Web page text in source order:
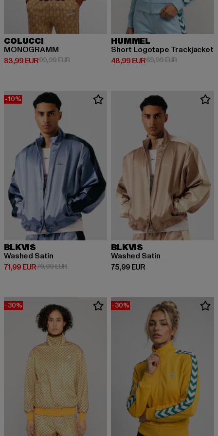
COLUCCI
MONOGRAMM
83,99 EUR
Derzeitiger Preis: 83,99 EUR
99,99 EURAktionspreis: 99,99 EUR
HUMMEL
Short Logotape Trackjacket
48,99 EUR
Derzeitiger Preis: 48,99 EUR
69,99 EURAktionspreis:
-10%
BLKVIS
Washed Satin
71,99 EUR
Derzeitiger Preis: 71,99 EUR
79,99 EURAktionspreis: 79,99 EUR
BLKVIS
Washed Satin
75,99 EUR
Derzeitiger Preis: 75,99 EUR
-30% -30%